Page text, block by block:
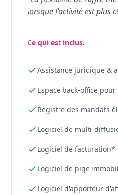
lorsque l'activité est plus
Ce qui est inclus.
Assistance juridique &
Espace back-office
Registre des mandats
Logiciel de multi-
Logiciel de facturation*
Logiciel de pige
Logiciel d'apporteur